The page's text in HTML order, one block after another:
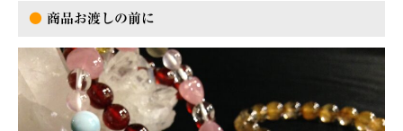
●商品お渡しの前に